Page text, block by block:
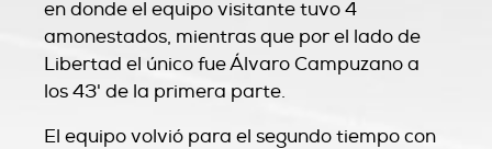
en donde el equipo visitante tuvo 4
amonestados, mientras que por el lado de
Libertad el único fue Álvaro Campuzano a
los 43' de la primera parte.
El equipo volvió para el segundo tiempo con